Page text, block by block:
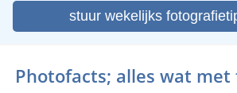
stuur wekelijks
Photofacts; alles wat